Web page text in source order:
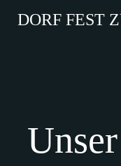
DORF FEST